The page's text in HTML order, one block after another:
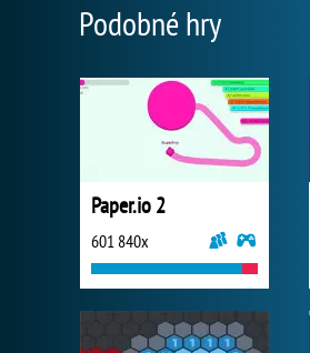
Podobné hry
Paper.io 2
601 840x